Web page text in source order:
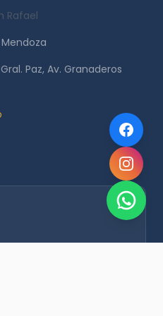
Rafael
Mendoza
Paz, Av. Granaderos